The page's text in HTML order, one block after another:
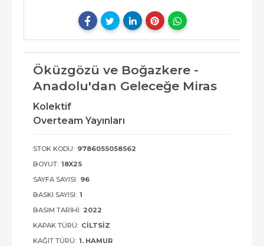
Öküzgözü ve Boğazkere -
Anadolu'dan Geleceğe Miras
Kolektif
Overteam Yayınları
STOK KODU: 9786055058562
BOYUT: 18X25
SAYFA SAYISI: 96
BASKI SAYISI: 1
BASIM TARIHI: 2022
KAPAK TÜRÜ: CILTSIZ
KAĞIT TÜRÜ: 1. HAMUR